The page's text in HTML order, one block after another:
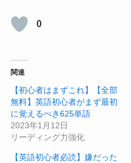
0
関連
【初心者はまずこれ】【全部
無料】英語初心者がまず最初
に覚えるべき625単語
2023年1月12日
リーディング力強化
【英語初心者必読】嫌だった